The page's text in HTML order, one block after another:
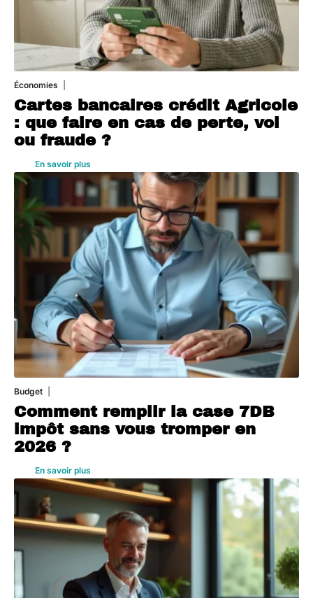
Économies
Cartes bancaires crédit Agricole
: que faire en cas de perte, vol
ou fraude ?
En savoir plus
Budget
Comment remplir la case 7DB
impôt sans vous tromper en
2026 ?
En savoir plus